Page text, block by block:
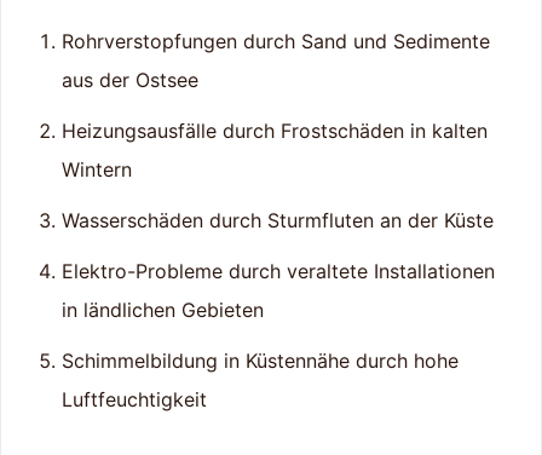
Rohrverstopfungen durch Sand und Sedimente
aus der Ostsee
Heizungsausfälle durch Frostschäden in kalten
Wintern
Wasserschäden durch Sturmfluten an der Küste
Elektro-Probleme durch veraltete Installationen
in ländlichen Gebieten
Schimmelbildung in Küstennähe durch hohe
Luftfeuchtigkeit